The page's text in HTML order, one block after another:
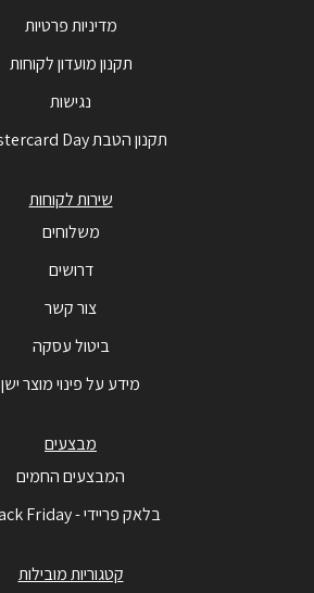
מדיניות פרטיות
תקנון מועדון לקוחות
נגישות
תקנון הטבת Mastercard Day
שירות לקוחות
משלוחים
דרושים
צור קשר
ביטול עסקה
מידע על פינוי מוצר ישן
מבצעים
המבצעים החמים
בלאק פריידי - Black Friday
קטגוריות מובילות